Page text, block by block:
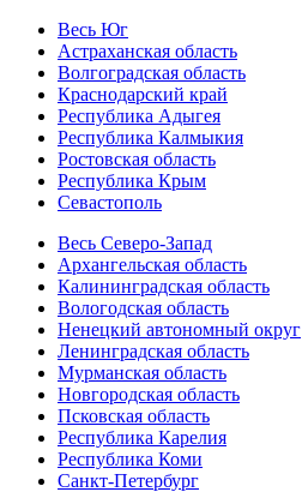
Весь Юг
Астраханская область
Волгоградская область
Краснодарский край
Республика Адыгея
Республика Калмыкия
Ростовская область
Республика Крым
Севастополь
Весь Северо-Запад
Архангельская область
Калининградская область
Вологодская область
Ненецкий автономный округ
Ленинградская область
Мурманская область
Новгородская область
Псковская область
Республика Карелия
Республика Коми
Санкт-Петербург